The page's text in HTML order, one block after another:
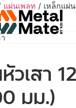
แผ่นเพลท / เหล็กแผ่น
เสา
มม.)